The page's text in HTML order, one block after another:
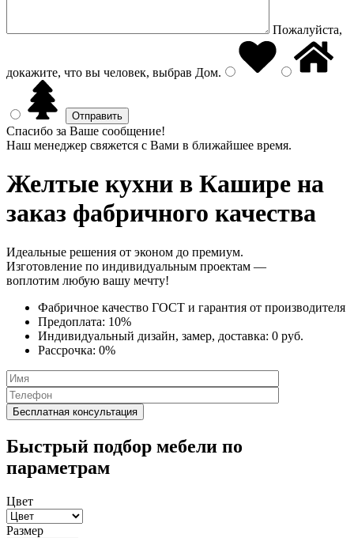
Пожалуйста,
докажите, что вы человек, выбрав Дом.
Спасибо за Ваше сообщение!
Наш менеджер свяжется с Вами в ближайшее время.
Желтые кухни в Кашире на
заказ фабричного качества
Идеальные решения от эконом до премиум.
Изготовление по индивидуальным проектам —
воплотим любую вашу мечту!
Фабричное качество ГОСТ и гарантия от производителя
Предоплата: 10%
Индивидуальный дизайн, замер, доставка: 0 руб.
Рассрочка: 0%
Быстрый подбор мебели по
параметрам
Цвет
Размер